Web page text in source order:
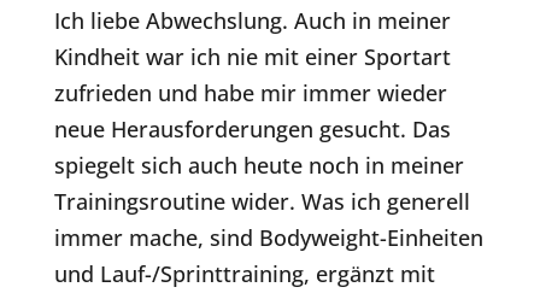
Ich liebe Abwechslung. Auch in meiner
Kindheit war ich nie mit einer Sportart
zufrieden und habe mir immer wieder
neue Herausforderungen gesucht. Das
spiegelt sich auch heute noch in meiner
Trainingsroutine wider. Was ich generell
immer mache, sind Bodyweight-Einheiten
und Lauf-/Sprinttraining, ergänzt mit